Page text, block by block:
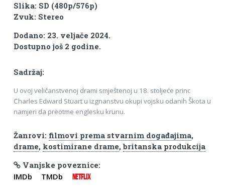
Slika: SD (480p/576p)
Zvuk: Stereo
Dodano: 23. veljače 2024.
Dostupno još 2 godine.
Sadržaj:
U ovoj veličanstvenoj drami smještenoj u 18. stoljeće princ
Charles Edward Stuart u izgnanstvu okupi vojsku odanih Škota u
namjeri da preotme englesku krunu.
Žanrovi: filmovi prema stvarnim događajima,
drame, kostimirane drame, britanska produkcija
Vanjske poveznice:
IMDb TMDb NETFLIX